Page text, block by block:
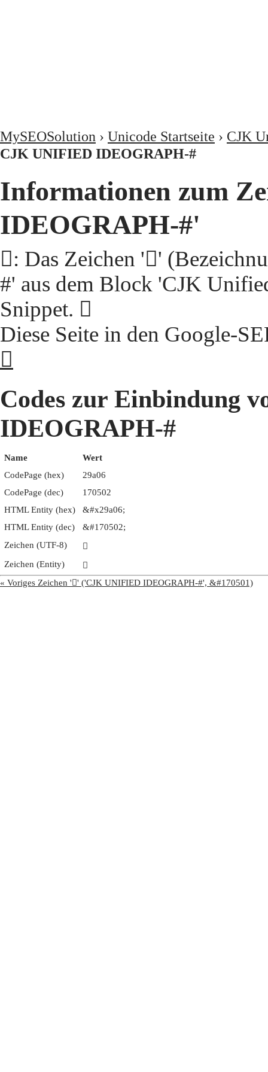
MySEOSolution › Unicode Startseite › CJK
CJK UNIFIED IDEOGRAPH-#
Informationen zum
IDEOGRAPH-#'
𩨆: Das Zeichen '𩨆'
#' aus dem Block 'CJK
Snippet. 𩨆
Diese Seite in den Google-
𩨆
Codes zur Einbindung
IDEOGRAPH-#
Name
Wert
CodePage (hex)
29a06
CodePage (dec)
170502
HTML Entity (hex)
&#x29a06;
HTML Entity (dec)
&#170502;
Zeichen (UTF-8)
𩨆
Zeichen (Entity)
𩨆
« Voriges Zeichen '𩨅' ('CJK UNIFIED IDEOGRAPH-#', &#170501)